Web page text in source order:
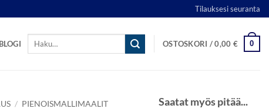
Tilauksesi seuranta
BLOGI
Etsi:
OSTOSKORI /0,00 € 0
/ PIENOISMALLIMAALIT Saatat myös pitää...